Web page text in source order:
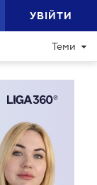
УВІЙТИ
Теми